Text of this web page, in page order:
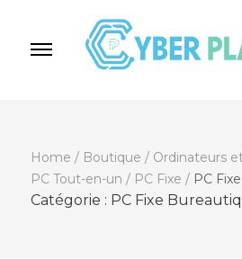
Home / Boutique / Ordinateurs
PC Tout-en-un / PC Fixe / PC
Catégorie : PC Fixe